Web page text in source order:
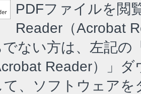
PDFファイルを閲
Reader（Acrobat
ない方は、左記の
Reader）」
て、ソフトウェア